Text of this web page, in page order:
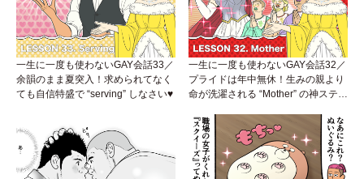
一生に一度も使わないGAY会話33／
余韻のまま夏突入！求められてなく
ても自信特盛で “serving” しなさい♥
一生に一度も使わないGAY会話32／
プライドは年中無休！生みの親より
命が洗濯される “Mother” の神ステー